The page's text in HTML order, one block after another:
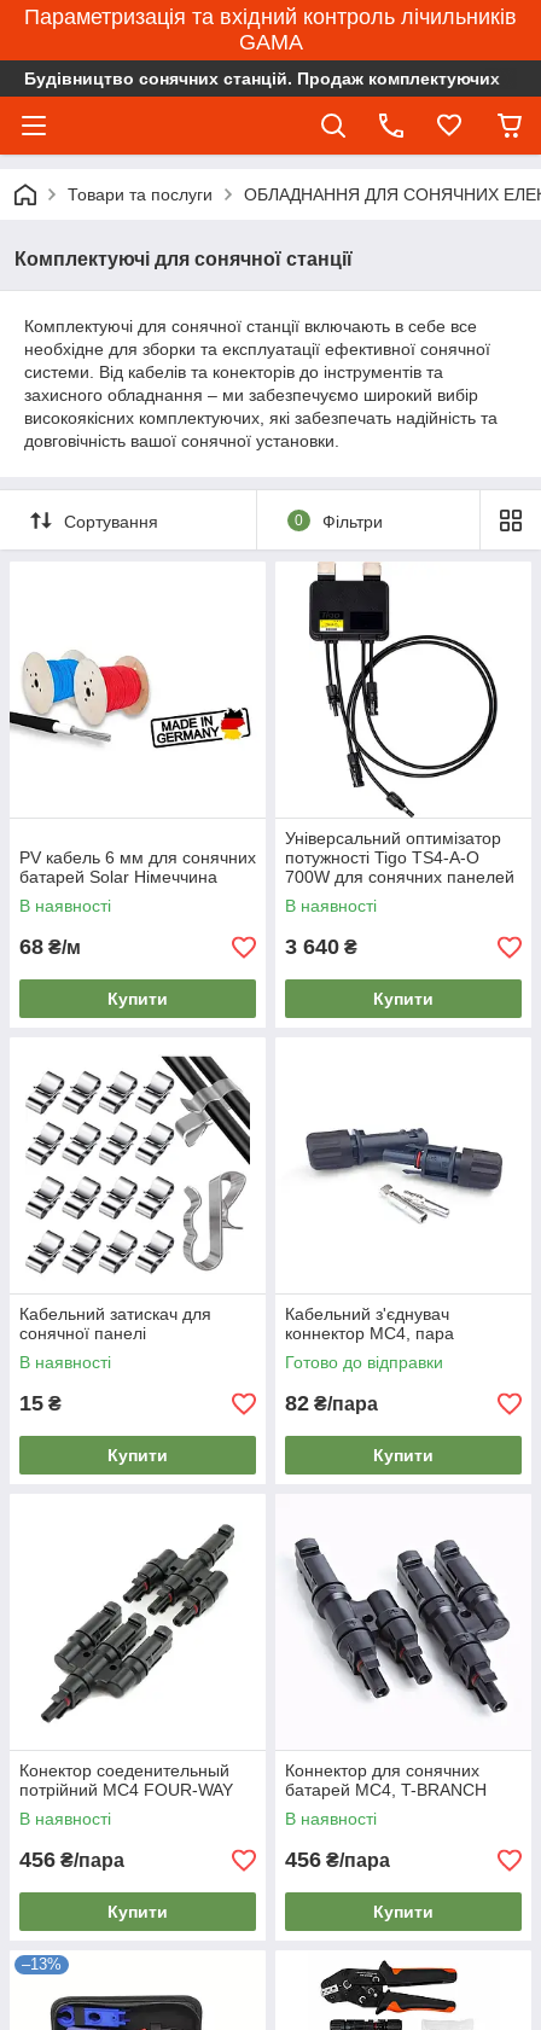
Параметризація та вхідний контроль лічильників
GAMA
Будівництво сонячних станцій. Продаж комплектуючих
Товари та послуги ОБЛАДНАННЯ ДЛЯ СОНЯЧНИХ
Комплектуючі для сонячної станції
Комплектуючі для сонячної станції включають в себе все
необхідне для зборки та експлуатації ефективної сонячної
системи. Від кабелів та конекторів до інструментів та
захисного обладнання – ми забезпечуємо широкий вибір
високоякісних комплектуючих, які забезпечать надійність та
довговічність вашої сонячної установки.
Сортування 0 Фільтри
PV кабель 6 мм для сонячних
батарей Solar Німеччина
В наявності
68 ₴/м
Купити
Універсальний оптимізатор
потужності Tigo TS4-A-O
700W для сонячних панелей
(MC4)
В наявності
3 640 ₴
Купити
Кабельний затискач для
сонячної панелі
В наявності
15 ₴
Купити
Кабельний з'єднувач
коннектор МС4, пара
Готово до відправки
82 ₴/пара
Купити
Конектор соеденительный
потрійний MC4 FOUR-WAY
В наявності
456 ₴/пара
Купити
Коннектор для сонячних
батарей MC4, T-BRANCH
В наявності
456 ₴/пара
Купити
–13%